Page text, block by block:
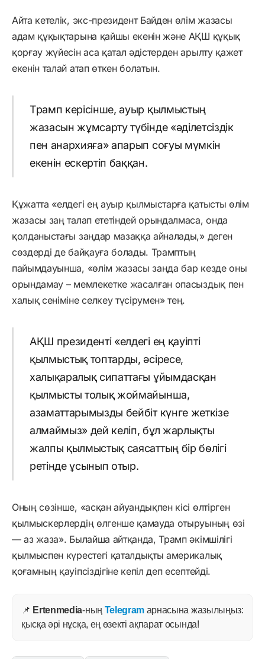
Айта кетелік, экс-президент Байден өлім жазасы
адам құқықтарына қайшы екенін және АҚШ құқық
қорғау жүйесін аса қатал әдістерден арылту қажет
екенін талай атап өткен болатын.
Трамп керісінше, ауыр қылмыстың
жазасын жұмсарту түбінде «әділетсіздік
пен анархияға» апарып соғуы мүмкін
екенін ескертіп баққан.
Құжатта «елдегі ең ауыр қылмыстарға қатысты өлім
жазасы заң талап ететіндей орындалмаса, онда
қолданыстағы заңдар мазаққа айналады,» деген
сөздерді де байқауға болады. Трамптың
пайымдауынша, «өлім жазасы заңда бар кезде оны
орындамау – мемлекетке жасалған опасыздық пен
халық сеніміне селкеу түсірумен» тең.
АҚШ президенті «елдегі ең қауіпті
қылмыстық топтарды, әсіресе,
халықаралық сипаттағы ұйымдасқан
қылмысты толық жоймайынша,
азаматтарымызды бейбіт күнге жеткізе
алмаймыз» дей келіп, бұл жарлықты
жалпы қылмыстық саясаттың бір бөлігі
ретінде ұсынып отыр.
Оның сөзінше, «асқан айуандықпен кісі өлтірген
қылмыскерлердің өлгенше қамауда отыруының өзі
— аз жаза». Былайша айтқанда, Трамп әкімшілігі
қылмыспен күрестегі қаталдықты америкалық
қоғамның қауіпсіздігіне кепіл деп есептейді.
📌 Ertenmedia-ның Telegram арнасына жазылыңыз:
қысқа әрі нұсқа, ең өзекті ақпарат осында!